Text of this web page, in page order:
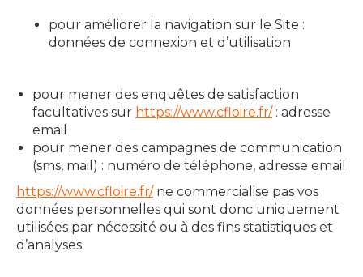
pour améliorer la navigation sur le Site :
données de connexion et d’utilisation
pour mener des enquêtes de satisfaction
facultatives sur https://www.cfloire.fr/: adresse
email
pour mener des campagnes de communication
(sms, mail) : numéro de téléphone, adresse email
https://www.cfloire.fr/ne commercialise pas vos
données personnelles qui sont donc uniquement
utilisées par nécessité ou à des fins statistiques et
d’analyses.